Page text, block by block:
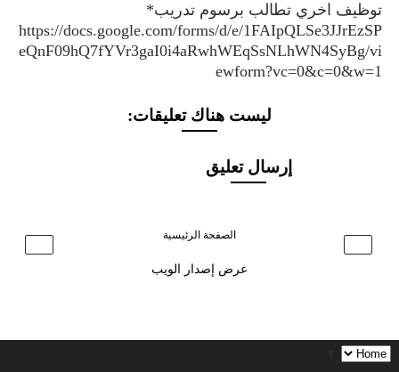
توظيف اخري تطالب برسوم تدريب*
https://docs.google.com/forms/d/e/1FAIpQLSe3JJrEzSP
eQnF09hQ7fYVr3gaI0i4aRwhWEqSsNLhWN4SyBg/vi
ewform?vc=0&c=0&w=1
ليست هناك تعليقات:
إرسال تعليق
‹
› الصفحة الرئيسية
عرض إصدار الويب